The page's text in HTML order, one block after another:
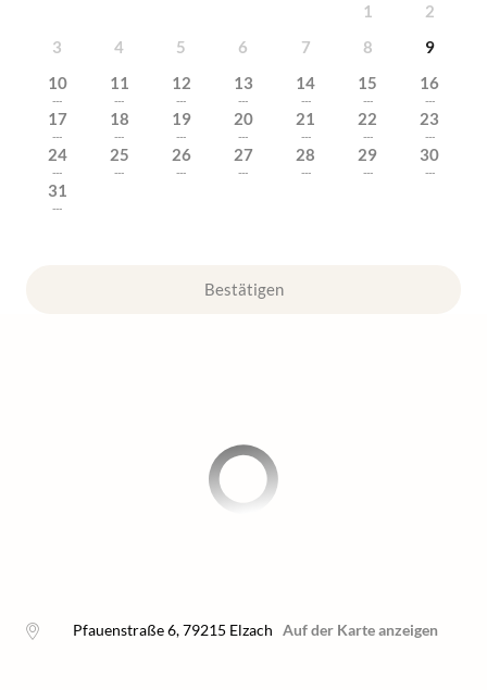
1
2
3
4 5 6 7 8
9
10
---
11
---
12
---
13
---
14
---
15
---
16
---
17
---
18
---
19
---
20
---
21
---
22
---
23
---
24
---
25
---
26
---
27
---
28
---
29
---
30
---
31
---
Bestätigen
Pfauenstraße 6,79215 Elzach Auf der Karte anzeigen